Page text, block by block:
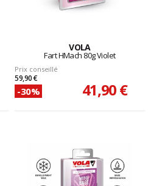
VOLA
Fart HMach 80g Violet
Prix conseillé
59,90 €
-30% 41,90 €